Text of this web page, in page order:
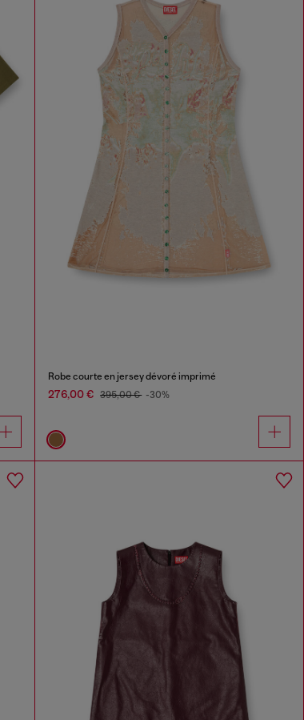
Robe courte en jersey dévoré imprimé
276,00 € 395,00 € -30%